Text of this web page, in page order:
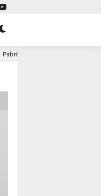
Retail atau Perusahaan: Solusi